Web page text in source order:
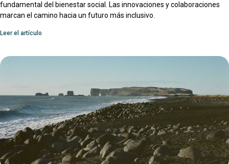
fundamental del bienestar social. Las innovaciones y colaboraciones
marcan el camino hacia un futuro más inclusivo.
Leer el artículo